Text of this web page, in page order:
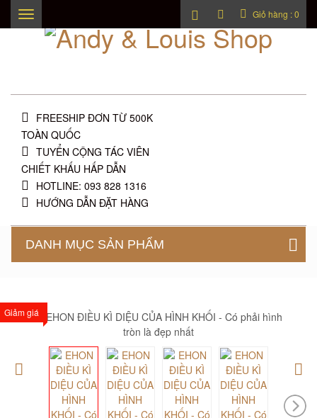
Toggle
navigation
Giỏ hàng :0
FREESHIP ĐƠN TỪ 500K
TOÀN QUỐC
TUYỂN CỘNG TÁC VIÊN
CHIẾT KHẤU HẤP DẪN
HOTLINE: 093 828 1316
HƯỚNG DẪN ĐẶT HÀNG
DANH MỤC SẢN PHẨM
Giảm giá